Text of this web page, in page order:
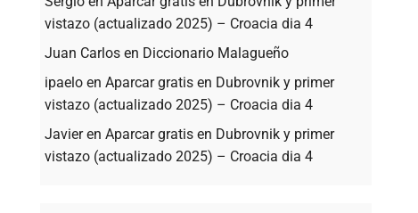
vistazo (actualizado 2025) – Croacia dia 4
Juan Carlos en Diccionario Malagueño
ipaelo en Aparcar gratis en Dubrovnik y primer
vistazo (actualizado 2025) – Croacia dia 4
Javieren Aparcar gratis en Dubrovnik y primer
vistazo (actualizado 2025) – Croacia dia 4